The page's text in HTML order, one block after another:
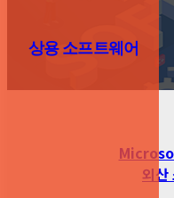
상용 소프트웨어
외산